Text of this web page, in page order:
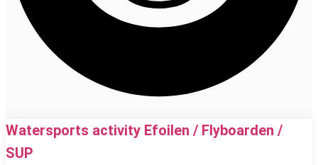
Watersports activity Efoilen / Flyboarden /
SUP